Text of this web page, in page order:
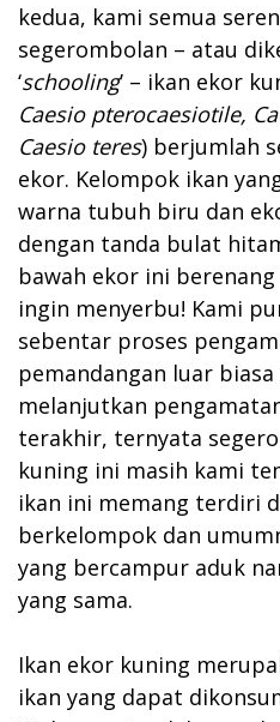
kedua, kami semua
segerombolan – atau
‘schooling’ – ikan ekor
Caesio pterocaesiotile,
Caesio teres) berjumlah
ekor. Kelompok ikan
warna tubuh biru dan
dengan tanda bulat
bawah ekor ini
ingin menyerbu! Kami
sebentar proses
pemandangan luar
melanjutkan
terakhir, ternyata
kuning ini masih kami
ikan ini memang terdiri
berkelompok dan
yang bercampur aduk
yang sama.
Ikan ekor kuning
ikan yang dapat